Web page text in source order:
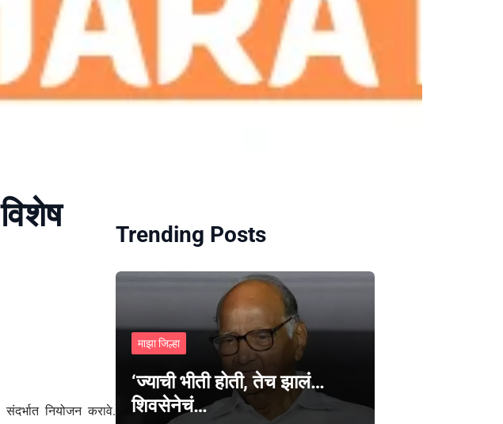
नियोजन करावे.
Trending Posts
माझा जिल्हा
‘ज्याची भीती होती, तेच झालं…
शिवसेनेचं…